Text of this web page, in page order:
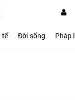
tế Đời sống Pháp